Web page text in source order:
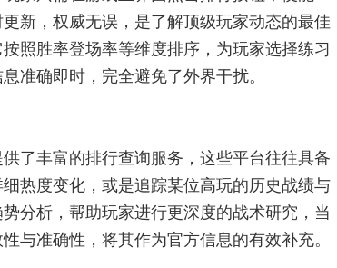
新，权威无误，是了解顶级玩家动态的最佳
照胜率登场率等维度排序，为玩家选择练习
准确即时，完全避免了外界干扰。
了丰富的排行查询服务，这些平台往往具备
热度变化，或是追踪某位高玩的历史战绩与
分析，帮助玩家进行更深度的战术研究，当
与准确性，将其作为官方信息的有效补充。